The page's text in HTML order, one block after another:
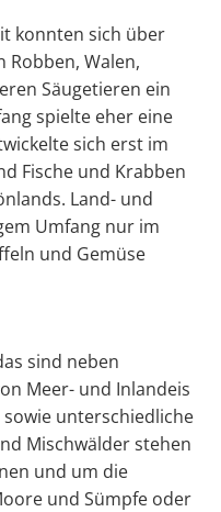
konnten sich über
Robben, Walen,
Säugetieren ein
spielte eher eine
sich erst im
Fische und Krabben
Land- und
Umfang nur im
und Gemüse
sind neben
Meer- und Inlandeis
unterschiedliche
Mischwälder stehen
und um die
und Sümpfe oder